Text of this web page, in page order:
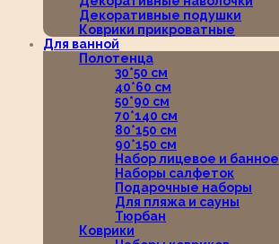
Декоративные подушки
Коврики прикроватные
Для ванной
Полотенца
30*50 см
40*60 см
50*90 см
70*140 см
80*150 см
90*150 см
Набор лицевое и банное
Наборы салфеток
Подарочные наборы
Для пляжа и сауны
Тюрбан
Коврики